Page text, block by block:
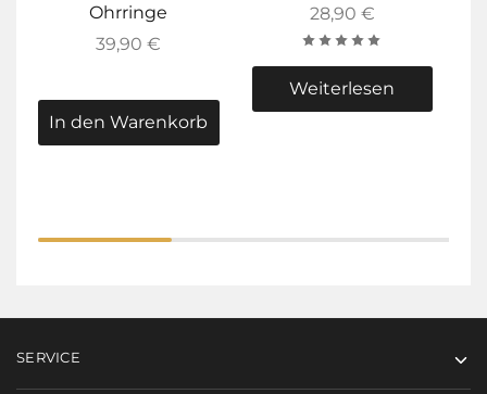
Ohrringe
39,90€
In den Warenkorb
28,90 €
Weiterlesen
SERVICE